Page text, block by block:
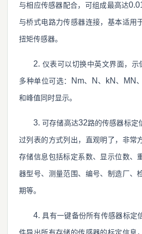
与相应传感器配合，可组成最高达
与桥式电路力传感器连接，基本适用
扭矩传感器。
2. 仪表可以切换中英文界面，示
多种单位可选： Nm、 N 、 kN 、 MN 、
和峰值同时显示。
3.可存储高达32路的传感器标定
过列表的方式列出，直观明了，非常
存储信息包括标定系数、显示位数、
器型号、测量范围、编号、制造厂、
期等。
4.具有一键备份所有传感器标定